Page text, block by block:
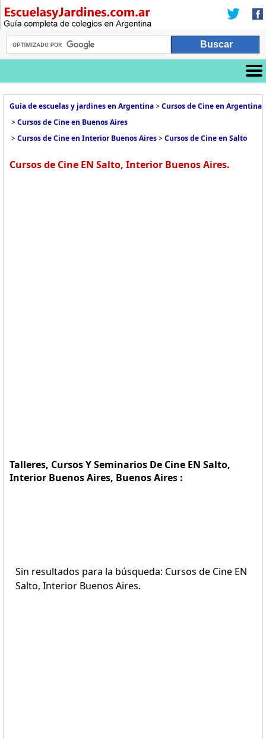
Guía de escuelas y jardines en Argentina>Cursos de Cine en Argentina
>Cursos de Cine en Buenos Aires
>Cursos de Cine en Interior Buenos Aires>Cursos de Cine en Salto
Cursos de Cine EN Salto, Interior Buenos Aires.
Talleres, Cursos Y Seminarios De Cine EN Salto,
Interior Buenos Aires, Buenos Aires :
Sin resultados para la búsqueda: Cursos de Cine EN
Salto, Interior Buenos Aires.